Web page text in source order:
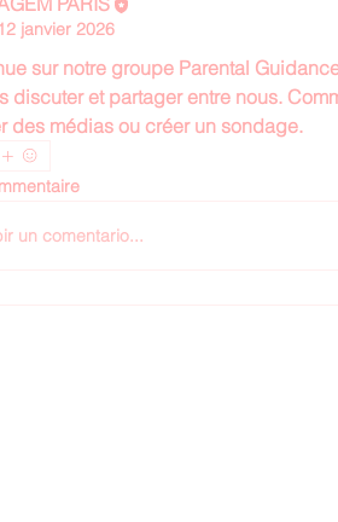
12 janvier 2026
sur notre groupe Parental
discuter et partager entre nous.
des médias ou créer un sondage.
un comentario...